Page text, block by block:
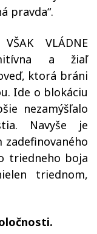
pravda“.
VLÁDNE
a žiaľ
ktorá bráni
Ide o blokáciu
nezamýšľalo
Navyše je
triedneho boja
triednom,